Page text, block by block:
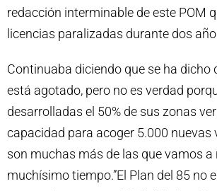
redacción interminable de este POM
licencias paralizadas durante dos
Continuaba diciendo que se ha dicho
está agotado, pero no es verdad
desarrolladas el 50% de sus zonas
capacidad para acoger 5.000 nuevas
son muchas más de las que vamos a
muchísimo tiempo.”El Plan del 85 no